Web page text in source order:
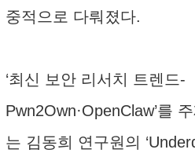
중적으로 다뤄졌다.
‘최신 보안 리서치 트렌드-
Pwn2Own·OpenClaw’를
는 김동희 연구원의